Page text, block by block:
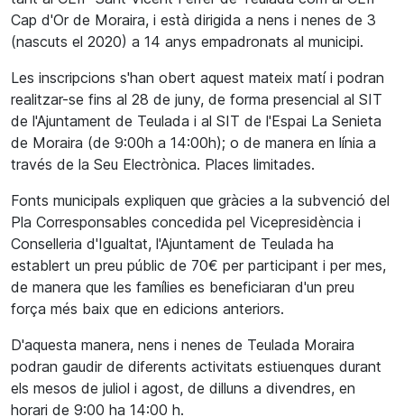
Cap d'Or de Moraira, i està dirigida a nens i nenes de 3
(nascuts el 2020) a 14 anys empadronats al municipi.
Les inscripcions s'han obert aquest mateix matí i podran
realitzar-se fins al 28 de juny, de forma presencial al SIT
de l'Ajuntament de Teulada i al SIT de l'Espai La Senieta
de Moraira (de 9:00h a 14:00h); o de manera en línia a
través de la Seu Electrònica. Places limitades.
Fonts municipals expliquen que gràcies a la subvenció del
Pla Corresponsables concedida pel Vicepresidència i
Conselleria d'Igualtat, l'Ajuntament de Teulada ha
establert un preu públic de 70€ per participant i per mes,
de manera que les famílies es beneficiaran d'un preu
força més baix que en edicions anteriors.
D'aquesta manera, nens i nenes de Teulada Moraira
podran gaudir de diferents activitats estiuenques durant
els mesos de juliol i agost, de dilluns a divendres, en
horari de 9:00 ha 14:00 h.